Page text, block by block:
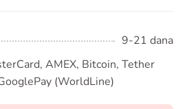
9-21 dana
AMEX, Bitcoin, Tether
(WorldLine)